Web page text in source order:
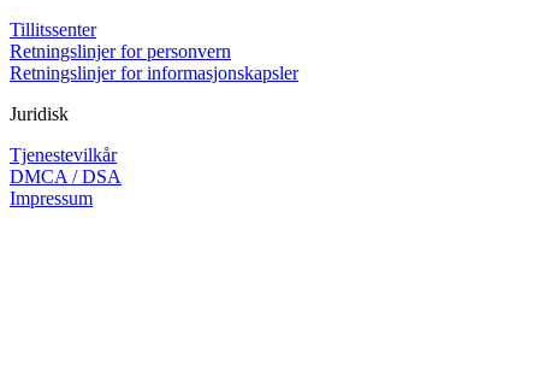
Tillitssenter
Retningslinjer for personvern
Retningslinjer for informasjonskapsler
Juridisk
Tjenestevilkår
DMCA / DSA
Impressum